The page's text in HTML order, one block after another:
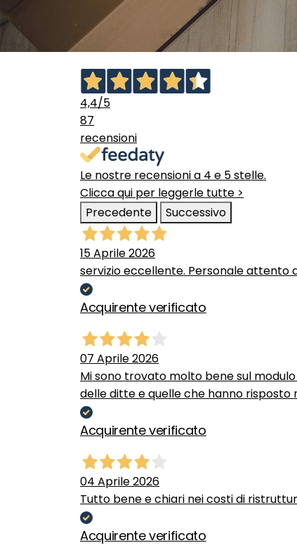
4,4/5
87
recensioni
Le nostre recensioni a 4 e 5 stelle.
Clicca qui per leggerle tutte >
Precedente
Successivo
15 Aprile 2026
servizio eccellente. Personale attento
Acquirente verificato
07 Aprile 2026
Mi sono trovato molto bene sul
delle ditte e quelle che hanno risposto
Acquirente verificato
04 Aprile 2026
Tutto bene e chiari nei costi di
Acquirente verificato